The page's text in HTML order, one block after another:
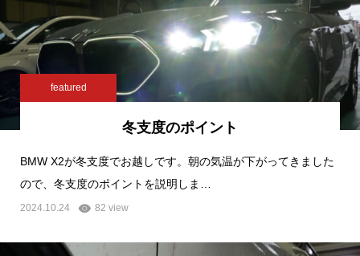
featured
冬支度のポイント
BMW X2が冬支度でお越しです。朝の気温が下がってきました
ので、冬支度のポイントを説明しま…
2024.10.24 82 view